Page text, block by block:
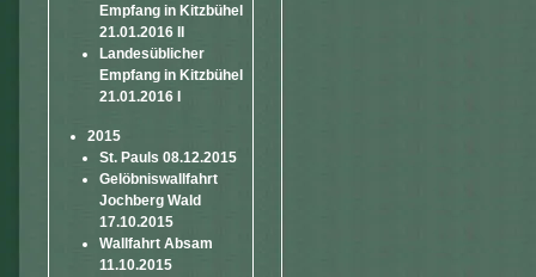
Empfang in Kitzbühel
21.01.2016 II
Landesüblicher
Empfang in Kitzbühel
21.01.2016 I
2015
St. Pauls 08.12.2015
Gelöbniswallfahrt
Jochberg Wald
17.10.2015
Wallfahrt Absam
11.10.2015